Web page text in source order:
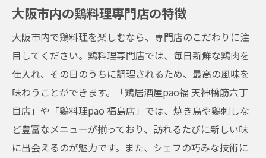
天神橋筋六丁目店の特徴と魅力
人気メニューの秘密を探る
訪れる価値がある絶品メニュー
新鮮鶏肉の美味しさを堪能するコツ
おすすめの一品料理
常連客が選ぶ人気メニュー
鶏料理pao福島店で味わう大阪の人気グルメの
大阪市内の鶏料理専門店の特徴
大阪市内で鶏料理を楽しむなら、専門店のこだわりに注
目してください。鶏料理専門店では、毎日新鮮な鶏肉を
仕入れ、その日のうちに調理されるため、最高の風味を
味わうことができます。「鶏居酒屋pao福 天神橋筋六丁
目店」や「鶏料理pao 福島店」では、焼き鳥や鶏刺しな
ど豊富なメニューが揃っており、訪れるたびに新しい味
に出会えるのが魅力です。また、シェフの巧みな技術に